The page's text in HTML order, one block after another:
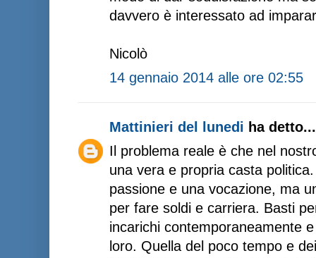
davvero è interessato ad
Nicolò
14 gennaio 2014 alle ore 02:55
Mattinieri del lunedi ha detto...
Il problema reale è che nel
una vera e propria casta
passione e una vocazione, ma
per fare soldi e carriera. Basti
incarichi contemporaneamente
loro. Quella del poco tempo e